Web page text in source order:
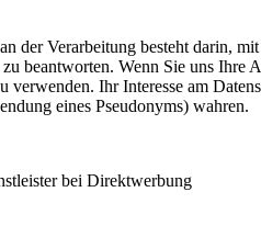
der Verarbeitung besteht darin,
beantworten. Wenn Sie uns Ihre
verwenden. Ihr Interesse am
eines Pseudonyms) wahren.
bei Direktwerbung